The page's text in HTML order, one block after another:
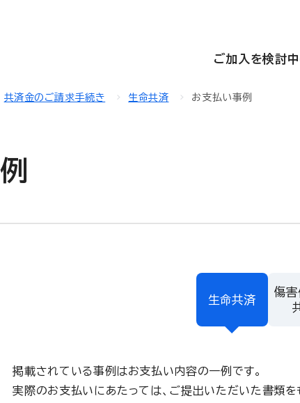
ご加入を検討
共済金のご請求手続き 生命共済 お支払い事例
生命共済
傷害
掲載されている事例はお支払い内容の一例です。
実際のお支払いにあたっては、ご提出いただいた書類を